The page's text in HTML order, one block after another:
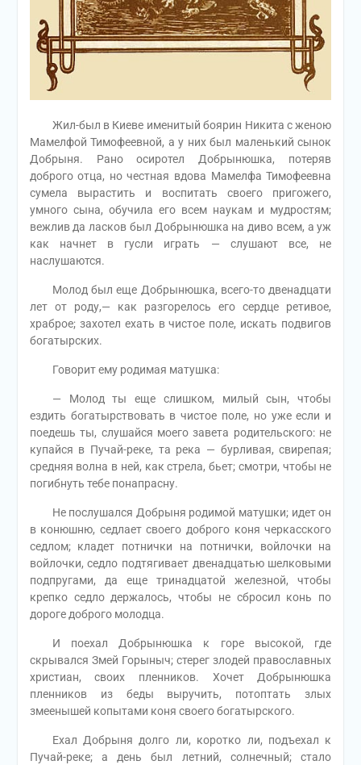
Жил-был в Киеве именитый боярин Никита с женою
Мамелфой Тимофеевной, а у них был маленький сынок
Добрыня. Рано осиротел Добрынюшка, потеряв
доброго отца, но честная вдова Мамелфа Тимофеевна
сумела вырастить и воспитать своего пригожего,
умного сына, обучила его всем наукам и мудростям;
вежлив да ласков был Добрынюшка на диво всем, а уж
как начнет в гусли играть — слушают все, не
наслушаются.
Молод был еще Добрынюшка, всего-то двенадцати
лет от роду,— как разгорелось его сердце ретивое,
храброе; захотел ехать в чистое поле, искать подвигов
богатырских.
Говорит ему родимая матушка:
— Молод ты еще слишком, милый сын, чтобы
ездить богатырствовать в чистое поле, но уже если и
поедешь ты, слушайся моего завета родительского: не
купайся в Пучай-реке, та река — бурливая, свирепая;
средняя волна в ней, как стрела, бьет; смотри, чтобы не
погибнуть тебе понапрасну.
Не послушался Добрыня родимой матушки; идет он
в конюшню, седлает своего доброго коня черкасского
седлом; кладет потнички на потнички, войлочки на
войлочки, седло подтягивает двенадцатью шелковыми
подпругами, да еще тринадцатой железной, чтобы
крепко седло держалось, чтобы не сбросил конь по
дороге доброго молодца.
И поехал Добрынюшка к горе высокой, где
скрывался Змей Горыныч; стерег злодей православных
христиан, своих пленников. Хочет Добрынюшка
пленников из беды выручить, потоптать злых
змеенышей копытами коня своего богатырского.
Ехал Добрыня долго ли, коротко ли, подъехал к
Пучай-реке; а день был летний, солнечный; стало